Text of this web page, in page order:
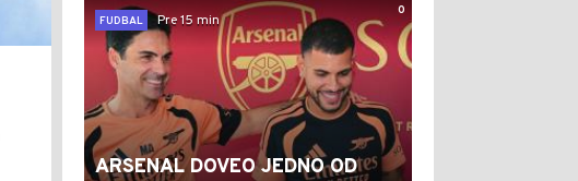
0
FUDBAL
Pre 15 min
ARSENAL DOVEO JEDNO OD